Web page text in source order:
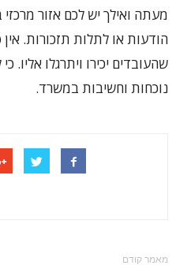
מעתה ואילך יש לכם אזור מרכזי
הודעות או לתלות תזכורות.
שהעובדים יכירו ויתרגלו אליו.
נוכחות וחשיבות במשרד.
מאמר קודם